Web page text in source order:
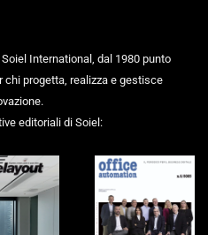
International, dal 1980 punto
chi progetta, realizza e gestisce
editoriali di Soiel: